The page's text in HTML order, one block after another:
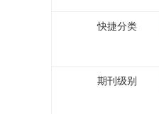
快捷分类
期刊级别